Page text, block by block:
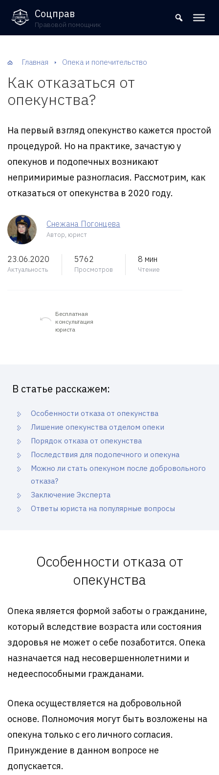
8 (800) 302-09-37
Соцправ
Правовой помощник
Главная Опека и попечительство
Как отказаться от
опекунства?
На первый взгляд опекунство кажется простой
процедурой. Но на практике, зачастую у
опекунов и подопечных возникают
непримиримые разногласия. Рассмотрим, как
отказаться от опекунства в 2020 году.
Снежана Погонцева
Автор, юрист
23.06.2020
Актуальность
5762
Просмотров
8 мин
Чтение
Бесплатная
консультация
юриста
В статье расскажем:
Особенности отказа от опекунства
Лишение опекунства отделом опеки
Порядок отказа от опекунства
Последствия для подопечного и опекуна
Можно ли стать опекуном после добровольного
отказа?
Заключение Эксперта
Ответы юриста на популярные вопросы
Особенности отказа от
опекунства
Опека является формой заботы о гражданине,
который вследствие возраста или состояния
здоровья не может о себе позаботится. Опека
назначается над несовершеннолетними и
недееспособными гражданами.
Опека осуществляется на добровольной
основе. Полномочия могут быть возложены на
опекуна только с его личного согласия.
Принуждение в данном вопросе не
допускается.